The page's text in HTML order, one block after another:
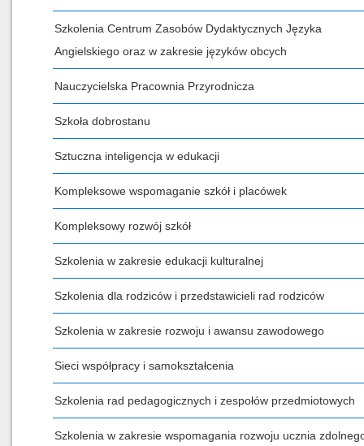
Szkolenia Centrum Zasobów Dydaktycznych Języka
Angielskiego oraz w zakresie języków obcych
Nauczycielska Pracownia Przyrodnicza
Szkoła dobrostanu
Sztuczna inteligencja w edukacji
Kompleksowe wspomaganie szkół i placówek
Kompleksowy rozwój szkół
Szkolenia w zakresie edukacji kulturalnej
Szkolenia dla rodziców i przedstawicieli rad rodziców
Szkolenia w zakresie rozwoju i awansu zawodowego
Sieci współpracy i samokształcenia
Szkolenia rad pedagogicznych i zespołów przedmiotowych
Szkolenia w zakresie wspomagania rozwoju ucznia